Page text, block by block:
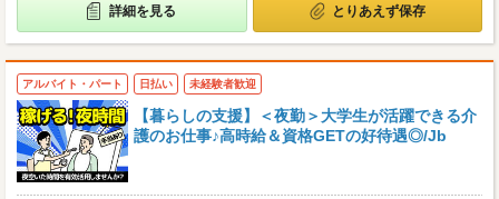
詳細を見る とりあえず保存
アルバイト・パート 日払い 未経験者歓迎
【暮らしの支援】＜夜勤＞大学生が活躍できる介
護のお仕事♪高時給＆資格GETの好待遇◎/Jb